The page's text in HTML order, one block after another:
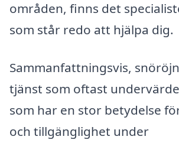
områden, finns det
som står redo att hjälpa dig.
Sammanfattningsvis,
tjänst som oftast
som har en stor betydelse
och tillgänglighet under